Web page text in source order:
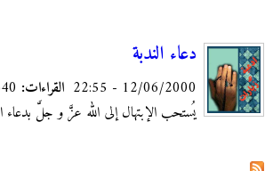
دعاء الندبة
12/06/2000 - 22:55 القراءات:
يُستحب الإبتهال إلى الله عزَّ و جلَّ بدعاء